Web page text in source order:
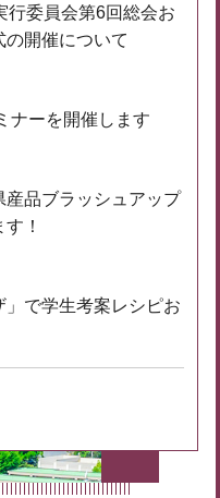
行委員会第6回総会お
の開催について
ナーを開催します
品ブラッシュアップ
！
」で学生考案レシピお